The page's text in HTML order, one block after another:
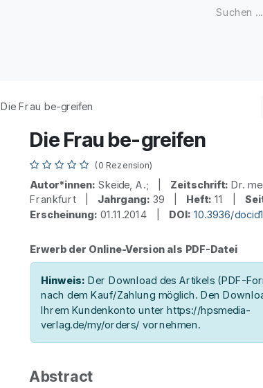
Die Frau be-greifen
Die Frau be-greifen
(0 Rezension)
Autor*innen: Skeide, A.; | Zeitschrift: Dr.
Frankfurt | Jahrgang: 39 | Heft: 11 |
Erscheinung: 01.11.2014 | DOI: 10.3936/
Erwerb der Online-Version als PDF-Datei
Hinweis: Der Download des Artikels (PDF-
nach dem Kauf/Zahlung möglich. Den
Ihrem Kundenkonto unter https://hpsmedia-
verlag.de/my/orders/ vornehmen.
Abstract